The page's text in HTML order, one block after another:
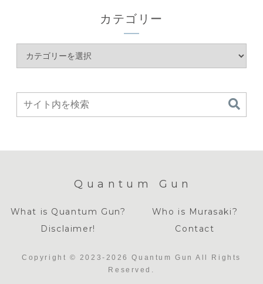
カテゴリー
Quantum Gun
What is Quantum Gun?
Who is Murasaki?
Disclaimer!
Contact
Copyright © 2023-2026 Quantum Gun All Rights
Reserved.